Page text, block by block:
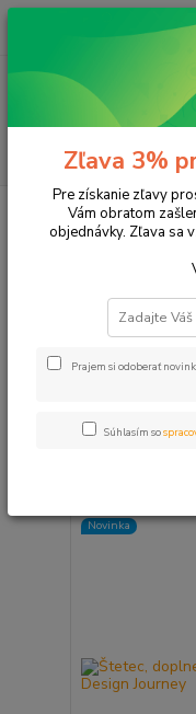
Písanie a korekcia
Grafické a
Novinka
Zľava 3%
Pre získanie zľavy
Vám obratom
objednávky. Zľava sa
Prajem si odoberať
Súhlasím so